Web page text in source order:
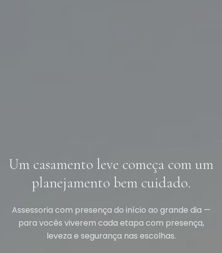
Um casamento leve começa com um
planejamento bem cuidado.
Assessoria com presença do início ao grande dia —
para vocês viverem cada etapa com presença,
leveza e segurança nas escolhas.